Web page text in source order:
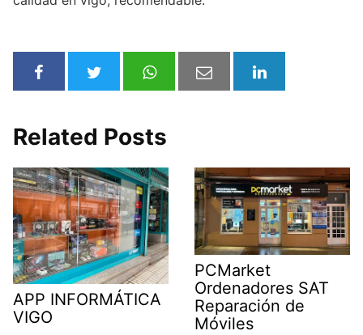
Related Posts
APP INFORMÁTICA
VIGO
PCMarket
Ordenadores SAT
Reparación de
Móviles